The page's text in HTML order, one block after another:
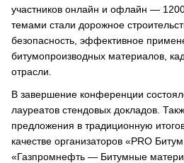
участников онлайн и офлайн —
темами стали дорожное
безопасность, эффективное
битумопроизводных материалов,
отрасли.
В завершение конференции
лауреатов стендовых докладов.
предложения в традиционную
качестве организаторов «PRO
«Газпромнефть — Битумные